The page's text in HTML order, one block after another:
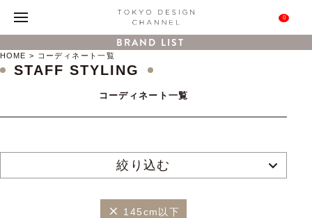
0
BRAND LIST
HOME コーディネート一覧
STAFF STYLING
コーディネート一覧
絞り込む
145cm以下